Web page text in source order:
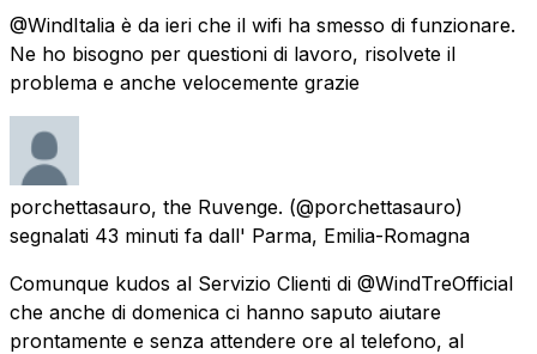
@WindItalia è da ieri che il wifi ha smesso di funzionare.
Ne ho bisogno per questioni di lavoro, risolvete il
problema e anche velocemente grazie
porchettasauro, the Ruvenge. (@porchettasauro)
segnalati 43 minuti fa dall' Parma, Emilia-Romagna
Comunque kudos al Servizio Clienti di @WindTreOfficial
che anche di domenica ci hanno saputo aiutare
prontamente e senza attendere ore al telefono, al